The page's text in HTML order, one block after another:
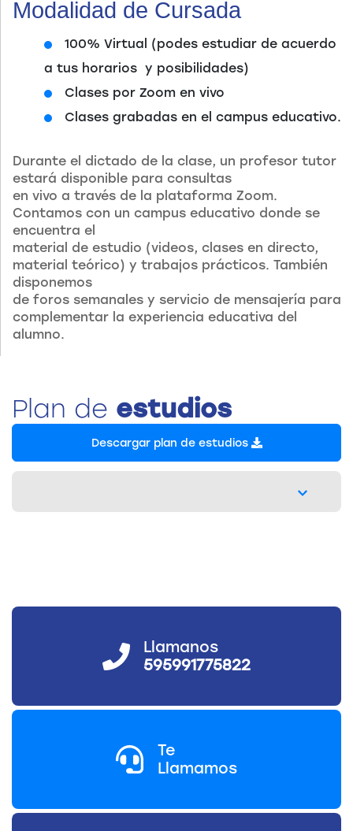
Modalidad de Cursada
100% Virtual (podes estudiar de acuerdo
a tus horarios y posibilidades)
Clases por Zoom en vivo
Clases grabadas en el campus educativo.
Durante el dictado de la clase, un profesor tutor
estará disponible para consultas
en vivo a través de la plataforma Zoom.
Contamos con un campus educativo donde se
encuentra el
material de estudio (videos, clases en directo,
material teórico) y trabajos prácticos. También
disponemos
de foros semanales y servicio de mensajería para
complementar la experiencia educativa del
alumno.
Plan de estudios
Descargar plan de estudios
Llamanos
595991775822
Te
Llamamos